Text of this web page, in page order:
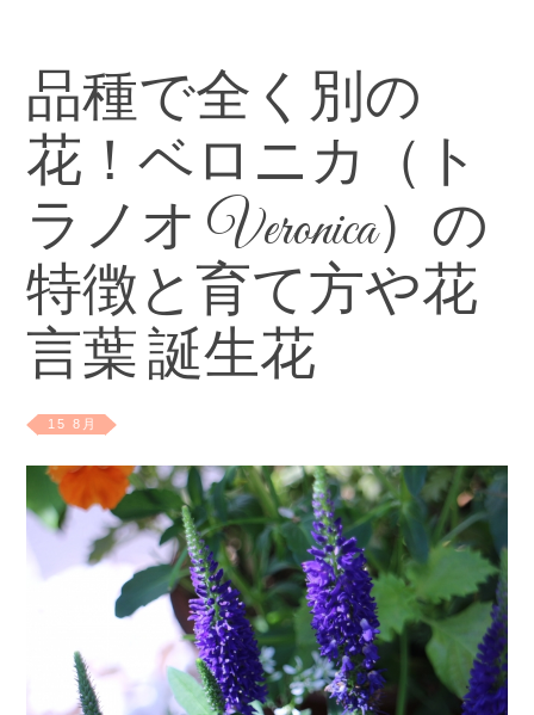
品種で全く別の
花！ベロニカ（ト
ラノオ Veronica）の
特徴と育て方や花
言葉 誕生花
15 8月